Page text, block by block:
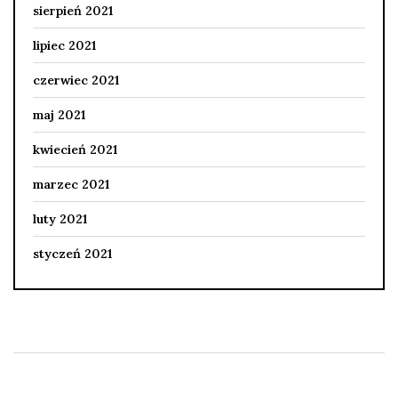
sierpień 2021
lipiec 2021
czerwiec 2021
maj 2021
kwiecień 2021
marzec 2021
luty 2021
styczeń 2021